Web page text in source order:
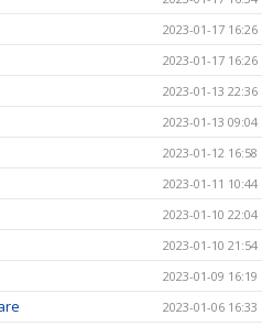
2023-01-17 16:26
2023-01-17 16:26
2023-01-13 22:36
2023-01-13 09:04
2023-01-12 16:58
2023-01-11 10:44
2023-01-10 22:04
2023-01-10 21:54
2023-01-09 16:19
2023-01-06 16:33